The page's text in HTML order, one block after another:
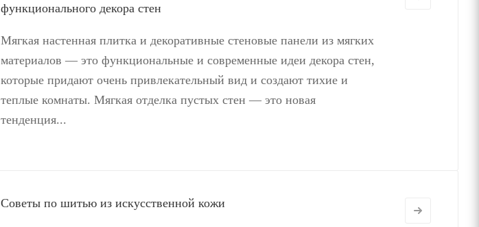
функционального декора стен
Мягкая настенная плитка и декоративные стеновые панели из мягких
материалов — это функциональные и современные идеи декора стен,
которые придают очень привлекательный вид и создают тихие и
теплые комнаты. Мягкая отделка пустых стен — это новая
тенденция...
Советы по шитью из искусственной кожи